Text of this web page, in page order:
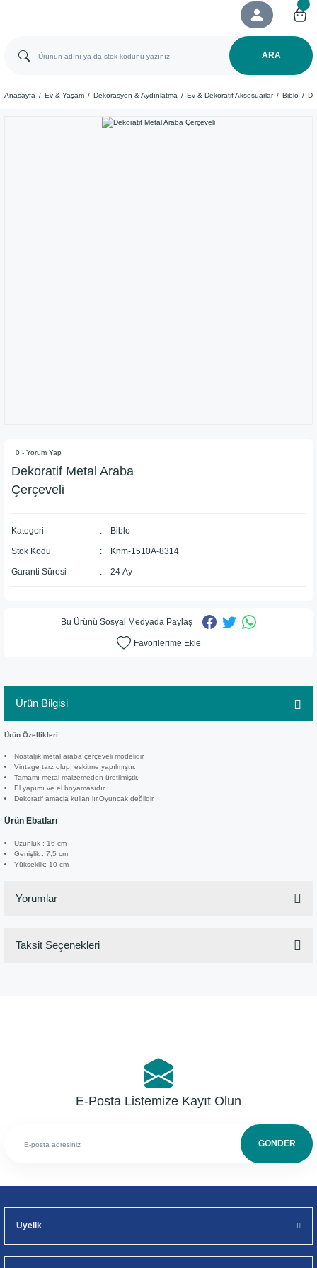
ARA
Anasayfa Ev & Yaşam Dekorasyon & Aydınlatma Ev & Dekoratif Aksesuarlar Biblo
0 - Yorum Yap
Dekoratif Metal Araba
Çerçeveli
Kategori Biblo
Stok Kodu Knm-1510A-8314
Garanti Süresi 24 Ay
Bu Ürünü Sosyal Medyada Paylaş
Ürün Bilgisi
Ürün Özellikleri
Nostaljik metal araba çerçeveli modelidir.
Vintage tarz olup, eskitme yapılmıştır.
Tamamı metal malzemeden üretilmiştir.
El yapımı ve el boyamasıdır.
Dekoratif amaçla kullanılır.Oyuncak değildir.
Ürün Ebatları
Uzunluk : 16 cm
Genişlik : 7,5 cm
Yükseklik: 10 cm
Yorumlar
Taksit Seçenekleri
E-Posta Listemize Kayıt Olun
GÖNDER
Üyelik